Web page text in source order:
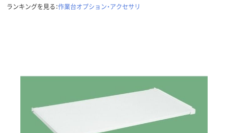
ランキングを見る：作業台オプション・アクセサリ